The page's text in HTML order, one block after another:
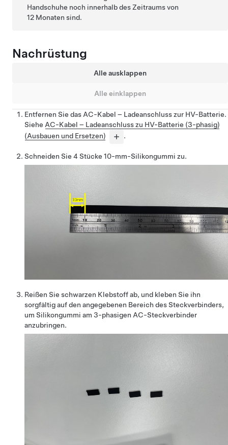
Handschuhe noch innerhalb des Zeitraums von
12 Monaten sind.
Nachrüstung
Alle ausklappen
Alle einklappen
Entfernen Sie das AC-Kabel – Ladeanschluss zur HV-Batterie.
Siehe AC-Kabel – Ladeanschluss zu HV-Batterie (3-phasig)
(Ausbauen und Ersetzen)
.
Schneiden Sie 4 Stücke 10-mm-Silikongummi zu.
Reißen Sie schwarzen Klebstoff ab, und kleben Sie ihn
sorgfältig auf den angegebenen Bereich des Steckverbinders,
um Silikongummi am 3-phasigen AC-Steckverbinder
anzubringen.